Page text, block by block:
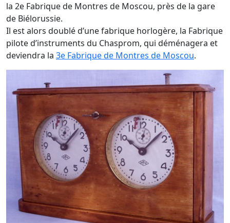
la 2e Fabrique de Montres de Moscou, près de la gare
de Biélorussie.
Il est alors doublé d’une fabrique horlogère, la Fabrique
pilote d’instruments du Chasprom, qui déménagera et
deviendra la 3e Fabrique de Montres de Moscou.